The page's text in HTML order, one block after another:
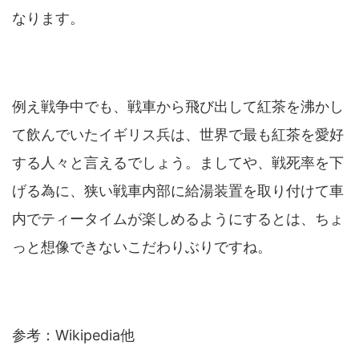
なります。
例え戦争中でも、戦車から飛び出して紅茶を沸かし
て飲んでいたイギリス兵は、世界で最も紅茶を愛好
する人々と言えるでしょう。ましてや、戦死率を下
げる為に、狭い戦車内部に給湯装置を取り付けて車
内でティータイムが楽しめるようにするとは、ちょ
っと想像できないこだわりぶりですね。
参考：Wikipedia他